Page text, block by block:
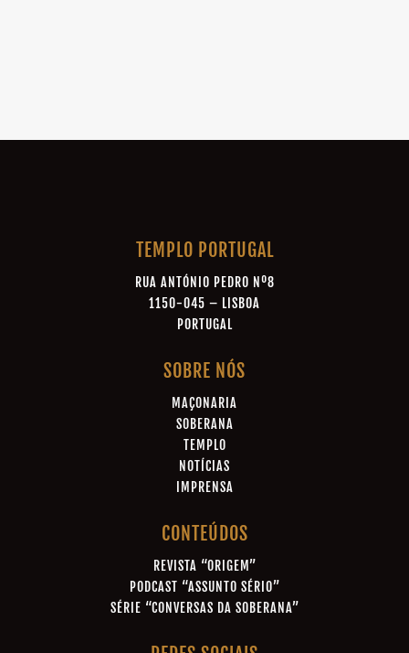
TEMPLO PORTUGAL
RUA ANTÓNIO PEDRO Nº8
1150-045 – LISBOA
PORTUGAL
SOBRE NÓS
MAÇONARIA
SOBERANA
TEMPLO
NOTÍCIAS
IMPRENSA
CONTEÚDOS
REVISTA “ORIGEM”
PODCAST “ASSUNTO SÉRIO”
SÉRIE “CONVERSAS DA SOBERANA”